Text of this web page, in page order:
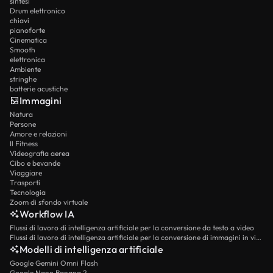
Drum elettronico
chiavi
pianoforte
Cinematica
Smooth
elettronica
Ambiente
stringhe
batterie acustiche
Immagini
Natura
Persone
Amore e relazioni
Il Fitness
Videografia aerea
Cibo e bevande
Viaggiare
Trasporti
Tecnologia
Zoom di sfondo virtuale
Workflow IA
Flussi di lavoro di intelligenza artificiale per la conversione da testo a video
Flussi di lavoro di intelligenza artificiale per la conversione di immagini in video
Modelli di intelligenza artificiale
Google Gemini Omni Flash